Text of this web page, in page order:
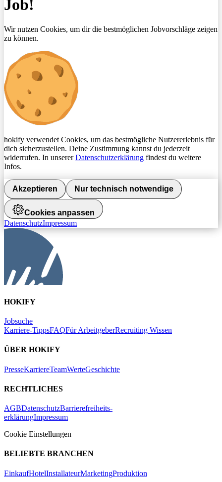
Job!
Wir nutzen Cookies, um dir die bestmöglichen Jobvorschläge zeigen
zu können.
hokify verwendet Cookies, um das bestmögliche Nutzererlebnis für
dich sicherzustellen. Deine Zustimmung kannst du jederzeit
widerrufen. In unsererDatenschutzerklärung findest du weitere
Infos.
Akzeptieren Nur technisch notwendige
Cookies anpassen
DatenschutzImpressum
HOKIFY
Jobsuche
Karriere-TippsFAQFür ArbeitgeberRecruiting Wissen
ÜBER HOKIFY
PresseKarriereTeamWerteGeschichte
RECHTLICHES
AGBDatenschutzBarrierefreiheits-
erklärungImpressum
Cookie Einstellungen
BELIEBTE BRANCHEN
EinkaufHotelInstallateurMarketingProduktion